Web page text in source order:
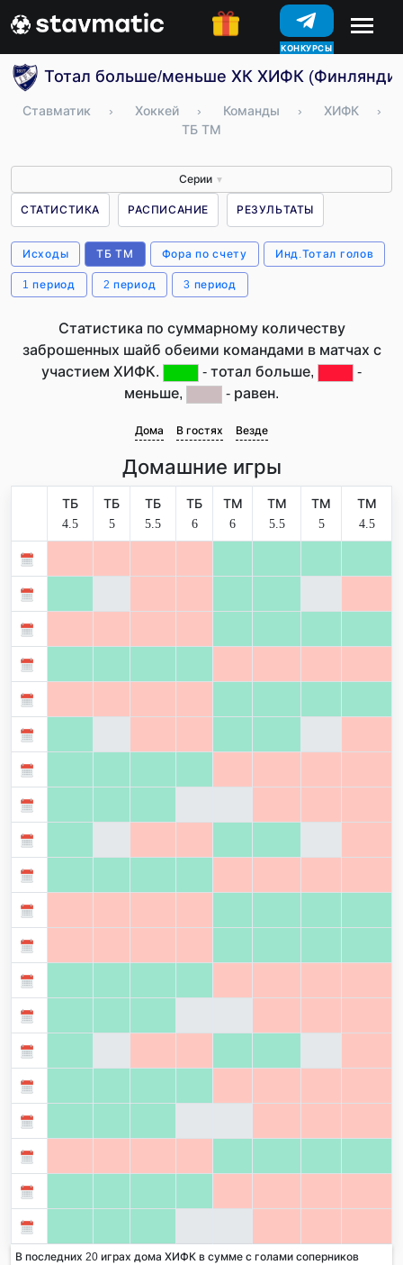
КОНКУРСЫ
Тотал больше/меньше ХК ХИФК
Ставматик › Хоккей › Команды › ХИФК
›
ТБ ТМ
Серии ▼
СТАТИСТИКА РАСПИСАНИЕ РЕЗУЛЬТАТЫ
Исходы ТБ ТМ Фора по счету Инд.Тотал голов
1 период 2 период 3 период
Статистика по суммарному количеству
заброшенных шайб обеими командами в матчах с
участием ХИФК.
- тотал больше,
-
меньше,
- равен.
Дома В гостях Везде
Домашние игры
ТБ
4.5
ТБ
5
ТБ
5.5
ТБ
6
ТМ
6
ТМ
5.5
ТМ
5
ТМ
4.5
В последних 20 играх дома ХИФК в сумме с голами соперников